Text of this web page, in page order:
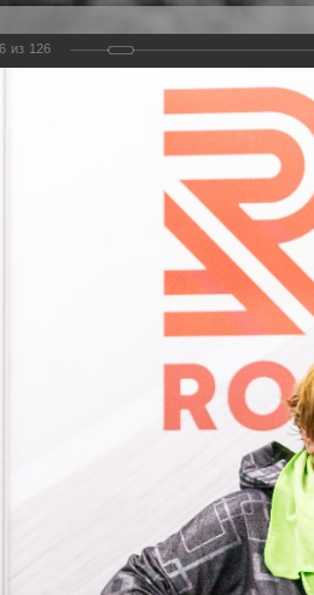
Версия для
Новости
Sport Wheelchair Half
6 из 126